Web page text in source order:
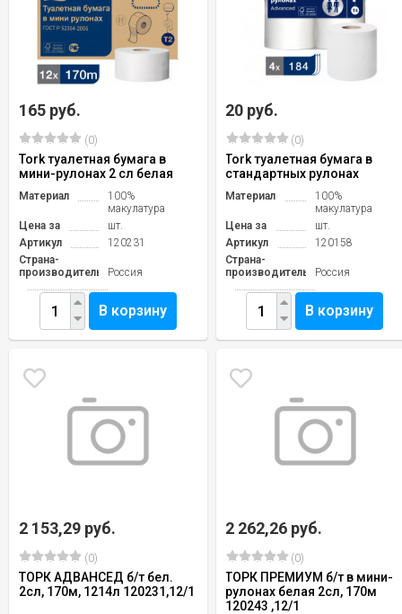
165 руб.
(0)
Tork туалетная бумага в
мини-рулонах 2 сл белая
Материал
100%
макулатура
Цена за
шт.
Артикул
120231
Страна-
производитель
Россия
В корзину
20 руб.
(0)
Tork туалетная бумага в
стандартных рулонах
Материал
100%
макулатура
Цена за
шт.
Артикул
120158
Страна-
производитель
Россия
В корзину
2 153,29 руб.
(0)
ТОРК АДВАНСЕД б/т бел.
2сл, 170м, 1214л 120231,12/1
2 262,26 руб.
(0)
ТОРК ПРЕМИУМ б/т в мини-
рулонах белая 2сл, 170м
120243 ,12/1